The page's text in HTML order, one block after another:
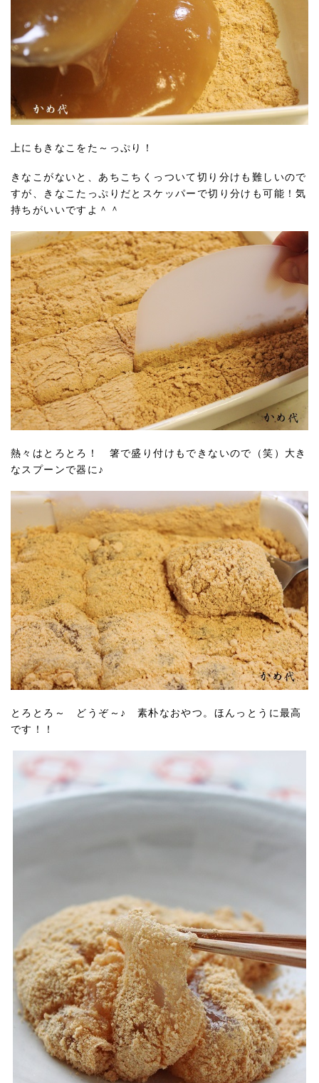
上にもきなこをた～っぷり！
きなこがないと、あちこちくっついて切り分けも難しいので
すが、きなこたっぷりだとスケッパーで切り分けも可能！気
持ちがいいですよ＾＾
熱々はとろとろ！ 箸で盛り付けもできないので（笑）大き
なスプーンで器に♪
とろとろ～ どうぞ～♪ 素朴なおやつ。ほんっとうに最高
です！！